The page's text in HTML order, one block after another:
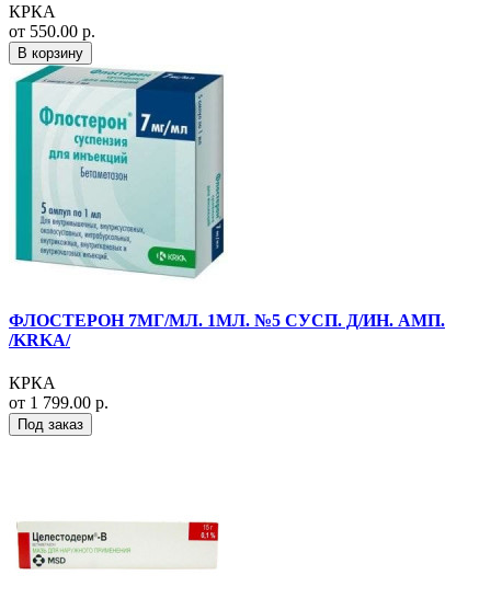
КРКА
от 550.00 р.
В корзину
ФЛОСТЕРОН 7МГ/МЛ. 1МЛ. №5 СУСП. Д/ИН. АМП.
/KRKA/
КРКА
от 1 799.00 р.
Под заказ